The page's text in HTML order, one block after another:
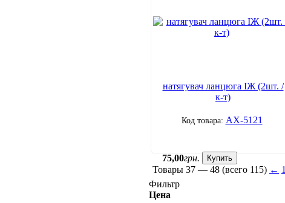
натягувач ланцюга ІЖ (2шт. /
к-т)
АХ-5121
75,00грн. Купить
Товары 37 — 48 (всего 115) ← 1
Фильтр
Цена